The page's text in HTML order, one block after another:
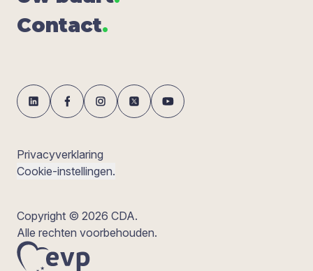
Con­tact.
Privacyverklaring
Cookie-instellingen.
Copyright © 2026 CDA.
Alle rechten voorbehouden.